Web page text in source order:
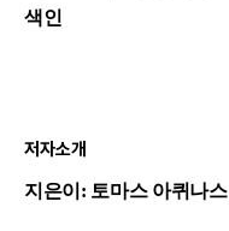
색인
저자소개
지은이: 토마스 아퀴나스